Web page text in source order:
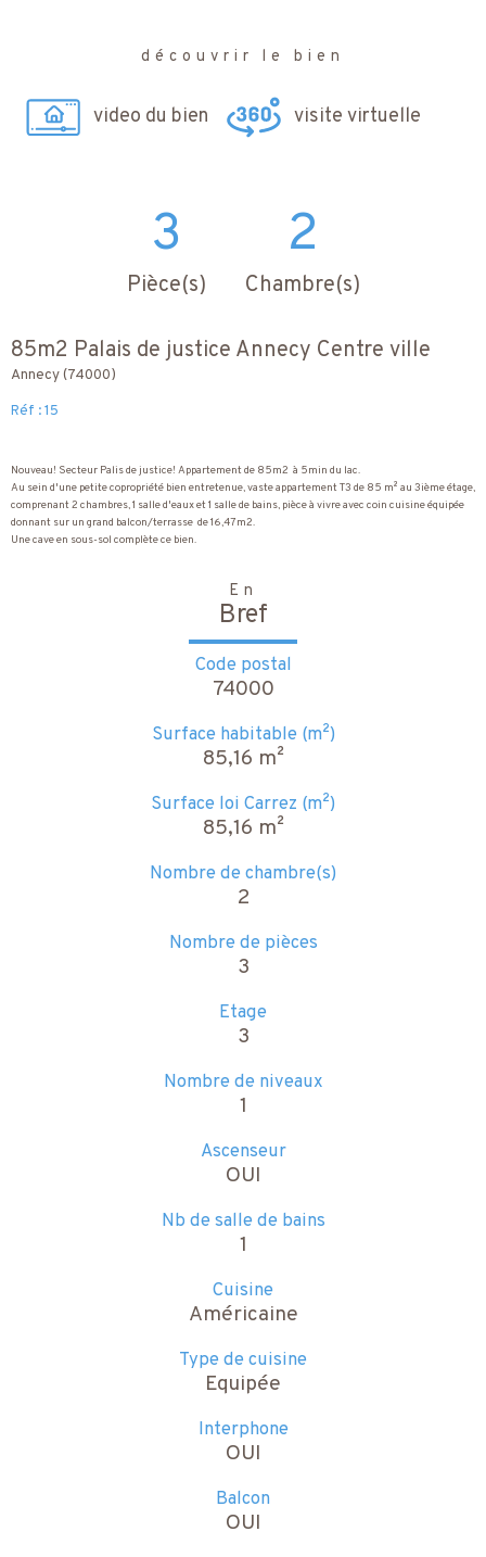
découvrir le bien
video du bien visite virtuelle
3
Pièce(s)
2
Chambre(s)
85m2 Palais de justice Annecy Centre ville
Annecy (74000)
Réf : 15
Nouveau! Secteur Palis de justice! Appartement de 85m2 à 5min du lac.
Au sein d'une petite copropriété bien entretenue, vaste appartement T3 de 85 m² au 3ième étage,
comprenant 2 chambres, 1 salle d'eaux et 1 salle de bains, pièce à vivre avec coin cuisine équipée
donnant sur un grand balcon/terrasse de 16,47m2.
Une cave en sous-sol complète ce bien.
En
Bref
Code postal
74000
Surface habitable (m²)
85,16 m²
Surface loi Carrez (m²)
85,16 m²
Nombre de chambre(s)
2
Nombre de pièces
3
Etage
3
Nombre de niveaux
1
Ascenseur
OUI
Nb de salle de bains
1
Cuisine
Américaine
Type de cuisine
Equipée
Interphone
OUI
Balcon
OUI